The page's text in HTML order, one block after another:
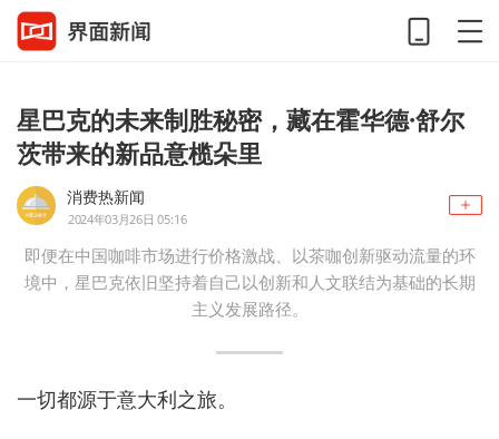
星巴克的未来制胜秘密，藏在霍华德·舒尔
茨带来的新品意榄朵里
消费热新闻
2024年03月26日 05:16
即便在中国咖啡市场进行价格激战、以茶咖创新驱动流量的环
境中，星巴克依旧坚持着自己以创新和人文联结为基础的长期
主义发展路径。
一切都源于意大利之旅。